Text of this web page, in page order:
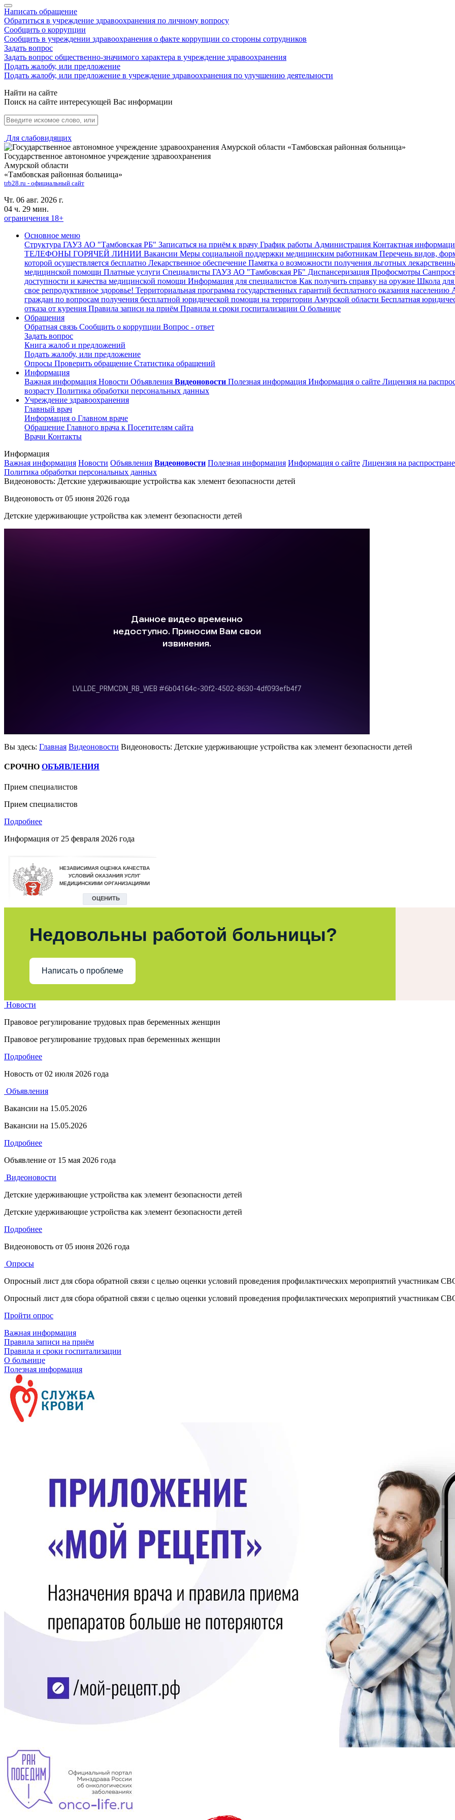
Написать обращение
Обратиться в учреждение здравоохранения по личному вопросу
Сообщить о коррупции
Сообщить в учреждении здравоохранения о факте коррупции со стороны сотрудников
Задать вопрос
Задать вопрос общественно-значимого характера в учреждение здравоохранения
Подать жалобу, или предложение
Подать жалобу, или предложение в учреждение здравоохранения по улучшению деятельности
Найти на сайте
Поиск на сайте интересующей Вас информации
Для слабовидящих
Государственное автономное учреждение здравоохранения
Амурской области
«Тамбовская районная больница»
trb28.ru - официальный сайт
Чт. 06 авг. 2026 г.
04 ч. 29 мин.
ограничения 18+
Основное меню
Структура ГАУЗ АО "Тамбовская РБ" Записаться на приём к врачу График работы Администрация Контактная
ТЕЛЕФОНЫ ГОРЯЧЕЙ ЛИНИИ Вакансии Меры социальной поддержки медицинским работникам Перечень видов,
которой осуществляется бесплатно Лекарственное обеспечение Памятка о возможности получения льготных
медицинской помощи Платные услуги Специалисты ГАУЗ АО "Тамбовская РБ" Диспансеризация Профосмотры
доступности и качества медицинской помощи Информация для специалистов Как получить справку на оружие Школа
свое репродуктивное здоровье! Территориальная программа государственных гарантий бесплатного оказания
граждан по вопросам получения бесплатной юридической помощи на территории Амурской области Бесплатная
отказа от курения Правила записи на приём Правила и сроки госпитализации О больнице
Обращения
Обратная связь Сообщить о коррупции Вопрос - ответ
Задать вопрос
Книга жалоб и предложений
Подать жалобу, или предложение
Опросы Проверить обращение Статистика обращений
Информация
Важная информация Новости Объявления Видеоновости Полезная информация Информация о сайте Лицензия на
возрасту Политика обработки персональных данных
Учреждение здравоохранения
Главный врач
Информация о Главном враче
Обращение Главного врача к Посетителям сайта
Врачи Контакты
Информация
Важная информация Новости Объявления Видеоновости Полезная информация Информация о сайте Лицензия на
Политика обработки персональных данных
Видеоновость: Детские удерживающие устройства как элемент безопасности детей
Видеоновость от 05 июня 2026 года
Детские удерживающие устройства как элемент безопасности детей
Вы здесь: Главная Видеоновости Видеоновость: Детские удерживающие устройства как элемент безопасности детей
СРОЧНО ОБЪЯВЛЕНИЯ
Прием специалистов
Прием специалистов
Подробнее
Информация от 25 февраля 2026 года
Недовольны работой больницы?
Написать о проблеме
Новости
Правовое регулирование трудовых прав беременных женщин
Правовое регулирование трудовых прав беременных женщин
Подробнее
Новость от 02 июля 2026 года
Объявления
Вакансии на 15.05.2026
Вакансии на 15.05.2026
Подробнее
Объявление от 15 мая 2026 года
Видеоновости
Детские удерживающие устройства как элемент безопасности детей
Детские удерживающие устройства как элемент безопасности детей
Подробнее
Видеоновость от 05 июня 2026 года
Опросы
Опросный лист для сбора обратной связи с целью оценки условий проведения профилактических мероприятий участникам
Опросный лист для сбора обратной связи с целью оценки условий проведения профилактических мероприятий участникам
Пройти опрос
Важная информация
Правила записи на приём
Правила и сроки госпитализации
О больнице
Полезная информация